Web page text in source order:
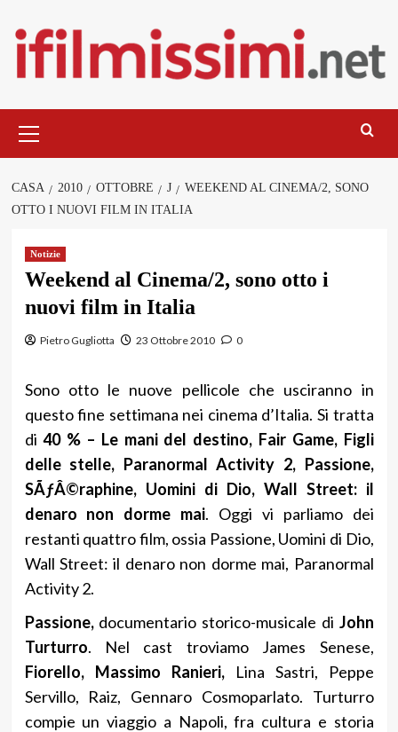
contenuto
principale
CASA 2010 OTTOBRE J
WEEKEND AL CINEMA/2, SONO
OTTO I NUOVI FILM IN ITALIA
Notizie
Weekend al Cinema/2, sono otto i
nuovi film in Italia
Pietro Gugliotta 23 Ottobre 2010 0
Sono otto le nuove pellicole che usciranno in
questo fine settimana nei cinema d’Italia. Si tratta
di40 % – Le mani del destino, Fair Game, Figli
delle stelle, Paranormal Activity 2, Passione,
SÃƒÂ©raphine, Uomini di Dio, Wall Street: il
denaro non dorme mai. Oggi vi parliamo dei
restanti quattro film, ossia Passione, Uomini di Dio,
Wall Street: il denaro non dorme mai, Paranormal
Activity 2.
Passione, documentario storico-musicale di John
Turturro. Nel cast troviamo James Senese,
Fiorello, Massimo Ranieri,
Lina Sastri, Peppe
Servillo, Raiz, Gennaro Cosmoparlato. Turturro
compie un viaggio a Napoli, fra cultura e storia